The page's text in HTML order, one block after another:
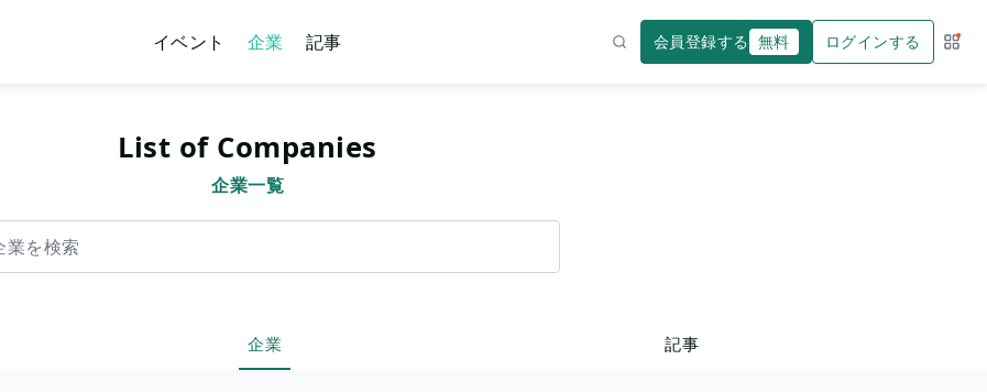
イベント 企業 記事 会員登録する 無料 ログインする サー
List of Companies
企業一覧
企業 記事